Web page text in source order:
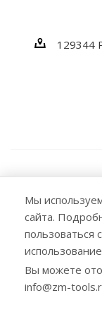
129344
Все права
копирование
сайта,
лишь с
Мы
сайта.
пользоваться
Вы можете
info@zm-